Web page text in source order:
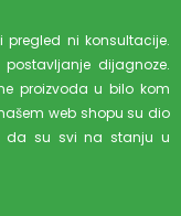
pregled ni konsultacije.
dijagnoze.
proizvoda u bilo kom
web shopu su dio
da su svi na stanju u